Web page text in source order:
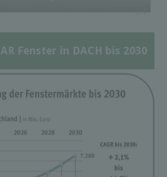
Fenster in DACH bis 2030